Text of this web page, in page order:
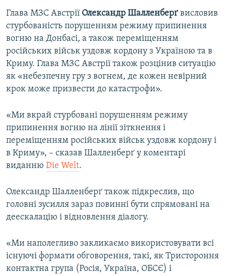
Усі сайти RFE/RL
Глава МЗС Австрії Олександр Шалленберґ висловив
стурбованість порушенням режиму припинення
вогню на Донбасі, а також переміщенням
російських військ уздовж кордону з Україною та в
Криму. Глава МЗС Австрії також розцінив ситуацію
як «небезпечну гру з вогнем, де кожен невірний
крок може призвести до катастрофи».
«Ми вкрай стурбовані порушенням режиму
припинення вогню на лінії зіткнення і
переміщенням російських військ уздовж кордону і
в Криму», – сказав Шалленберґ у коментарі
виданню Die Welt.
Олександр Шалленберґ також підкреслив, що
головні зусилля зараз повинні бути спрямовані на
деескалацію і відновлення діалогу.
«Ми наполегливо закликаємо використовувати всі
існуючі формати обговорення, такі, як Тристороння
контактна група (Росія, Україна, ОБСЄ) і